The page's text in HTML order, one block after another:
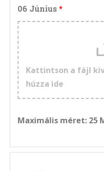
06 Június
Kattintson a fájl
húzza ide
Maximális méret: 25